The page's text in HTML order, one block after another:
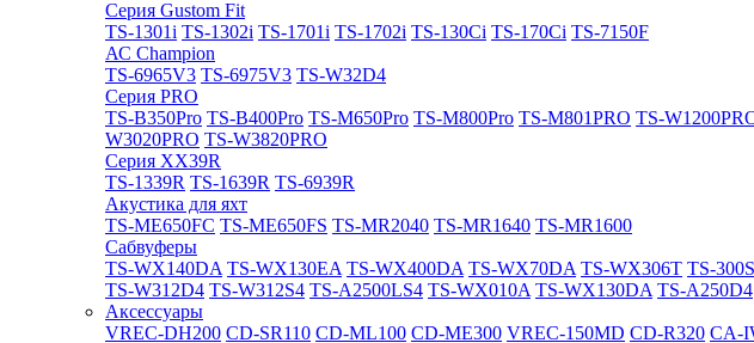
Cерия Gustom Fit
TS-1301i TS-1302i TS-1701i TS-1702i TS-130Ci TS-170Ci TS-7150F
АС Champion
TS-6965V3 TS-6975V3 TS-W32D4
Cерия PRO
TS-B350Pro TS-B400Pro TS-M650Pro TS-M800Pro TS-M801PRO TS-
W3020PRO TS-W3820PRO
Cерия XX39R
TS-1339R TS-1639R TS-6939R
Акустика для яхт
TS-ME650FC TS-ME650FS TS-MR2040 TS-MR1640 TS-MR1600
Сабвуферы
TS-WX140DA TS-WX130EA TS-WX400DA TS-WX70DA TS-WX306T TS-
TS-W312D4 TS-W312S4 TS-A2500LS4 TS-WX010A TS-WX130DA TS-A250D4
Аксессуары
VREC-DH200 CD-SR110 CD-ML100 CD-ME300 VREC-150MD CD-R320 CA-